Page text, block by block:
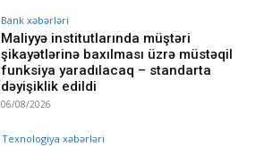
Bank xəbərləri
Maliyyə institutlarında müştəri
şikayətlərinə baxılması üzrə müstəqil
funksiya yaradılacaq – standarta
dəyişiklik edildi
06/08/2026
Texnologiya xəbərləri